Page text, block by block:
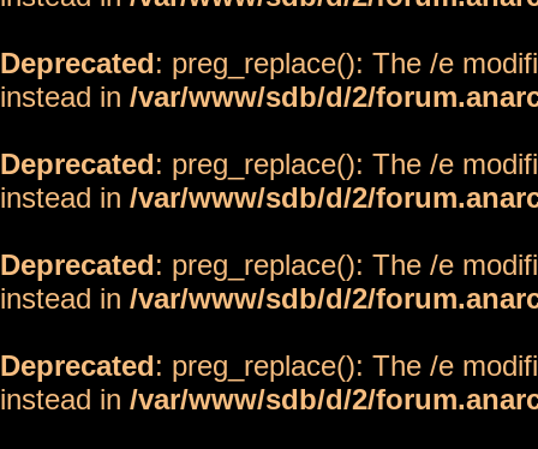
Deprecated: preg_replace(): The /e
instead in /var/www/sdb/d/2/
Deprecated: preg_replace(): The /e
instead in /var/www/sdb/d/2/
Deprecated: preg_replace(): The /e
instead in /var/www/sdb/d/2/
Deprecated: preg_replace(): The /e
instead in /var/www/sdb/d/2/